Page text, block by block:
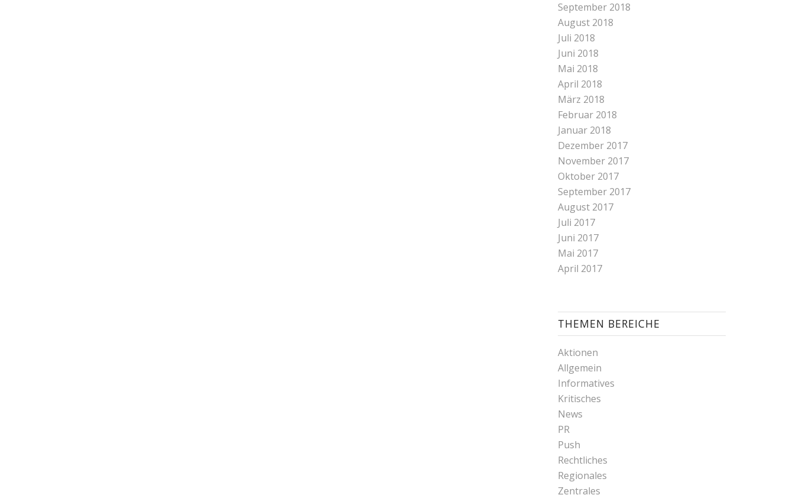
September 2018
August 2018
Juli 2018
Juni 2018
Mai 2018
April 2018
März 2018
Februar 2018
Januar 2018
Dezember 2017
November 2017
Oktober 2017
September 2017
August 2017
Juli 2017
Juni 2017
Mai 2017
April 2017
THEMEN BEREICHE
Aktionen
Allgemein
Informatives
Kritisches
News
PR
Push
Rechtliches
Regionales
Zentrales